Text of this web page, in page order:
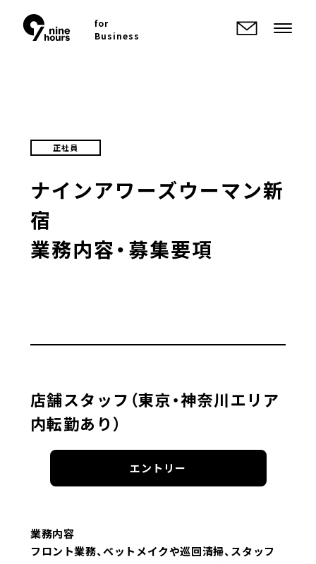
for
Business
正社員
ナインアワーズウーマン新
宿
業務内容・募集要項
店舗スタッフ（東京・神奈川エリア
内転勤あり）
エントリー
業務内容
フロント業務、ベットメイクや巡回清掃、スタッフ